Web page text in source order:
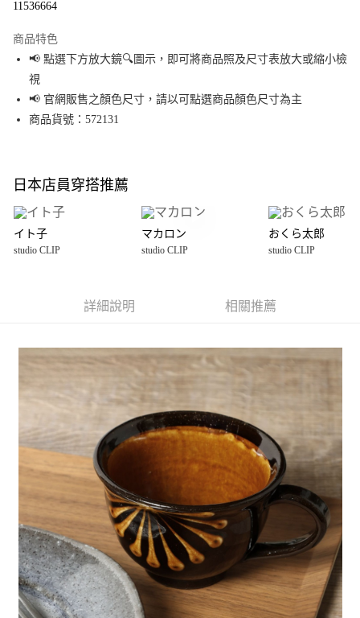
Apple Pay
街口支付
悠遊付
全盈+PAY
大哥付你分期
【大哥付你分期使用說明】
1.本服務由台灣大哥大提供，台灣大哥大用戶可立即使用無須另外申請。
3.實際核准額度、可分期數及費用金額請依後續交易確認頁面所載為準。
法說明評估內容。
1.分期款項不併入電信帳單，「大哥付你分期」於每月結算日後寄送繳費提
醒簡訊。
2.透過簡訊連結打開帳單後，可選擇「超商條碼／台灣大直營門市／銀行轉
帳／街口支付／iPASS MONEY」等通路繳費。
【注意事項】
1.本服務係由「台灣大哥大股份有限公司」（以下簡稱本公司）所提供，讓
用戶於交易時，得透過本服務購買商品或服務，並由商店將買賣／分期付款
買賣價金債權讓與本公司後，依約使用本公司帳單繳交帳款。
2.基於同意付款使用「大哥付你分期」之契約關係目的，商店將以您的個人
資料（包含姓名、電話或地址）提供予台灣大哥大進項蒐集、處理及利用，
由本公司與您本人進行分期帳單所需資料之確認、核對及更正。
3.完整用戶服務條款，請詳閱以下連結：https://oppay.tw/userRule
AFTEE先享後付
AFTEE先享後付是「在收到商品之後才付款」的支付方式。 讓您購物簡單便
２．便利：只要手機號碼，簡訊認證，即可結帳。
３．安心：先確認商品／服務後，再付款。
【「AFTEE先享後付」結帳流程】
１．於結帳方式選擇「AFTEE先享後付」後，將跳轉至「AFTEE先享後付」
結帳頁面，進行簡訊認證並確認金額後，即可完成結帳。
２．訂單成立數日內，您將收到繳費通知簡訊。
３．收到繳費通知簡訊後14天內，點擊此簡訊中的連結，可透過四大超商／
ATM／網路銀行／等多元方式進行付款，方視為交易完成。
※ 請注意：結帳手續完成當下不需立刻繳費，但若您需要取消訂單，請聯絡
購買商品的店家。未經商家同意取消之訂單仍視為有效，需透過AFTEE先享
後付繳納相關費用。
※ 交易是否成功請以「AFTEE先享後付 」之結帳頁面顯示為準，若有關於
是否繳費成功／繳費後需取消欲退款等相關疑問，請聯繫「AFTEE先享後付
客戶支援中心」https://netprotections.freshdesk.com/support/home
【注意事項】
１．透過由恩沛科技股份有限公司提供之「AFTEE先享後付」服務完成之交
易，需依本服務之必要範圍內提供個人資料，並將交易相關給付款項請求債
每筆NT$80，滿NT$888(含以上)免運費
付款後 全家取貨
每筆NT$80，滿NT$888(含以上)免運費
7-11 取貨付款
每筆NT$80，滿NT$1,500(含以上)免運費
付款後 7-11取貨
每筆NT$80，滿NT$1,500(含以上)免運費
宅配
每筆NT$80，滿NT$1,500(含以上)免運費
11536664
商品特色
📢 點選下方放大鏡🔍圖示，即可將商品照及尺寸表放大或縮小檢
視
📢 官網販售之顏色尺寸，請以可點選商品顏色尺寸為主
商品貨號：572131
日本店員穿搭推薦
イト子
studio CLIP
マカロン
studio CLIP
おくら太郎
studio CLIP
詳細說明 相關推薦